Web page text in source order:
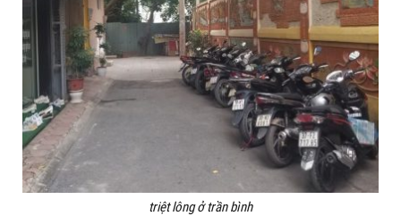
triệt lông ở trần bình